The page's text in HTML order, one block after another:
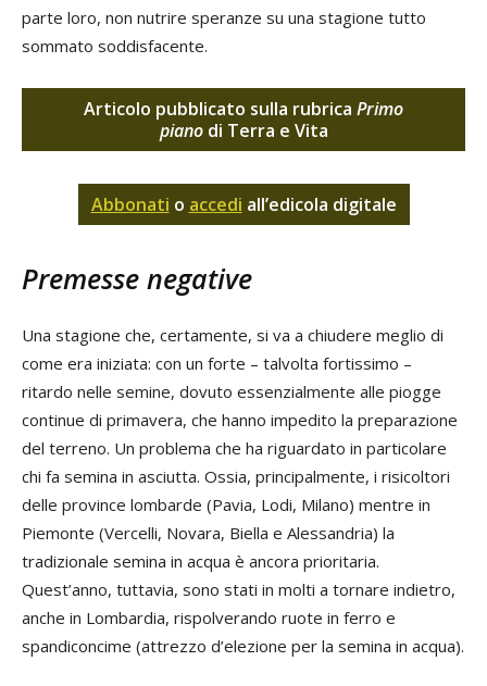
parte loro, non nutrire speranze su una stagione tutto
sommato soddisfacente.
Articolo pubblicato sulla rubrica Primo
pianodi Terra e Vita
Abbonati o accedi all’edicola digitale
Premesse negative
Una stagione che, certamente, si va a chiudere meglio di
come era iniziata: con un forte – talvolta fortissimo –
ritardo nelle semine, dovuto essenzialmente alle piogge
continue di primavera, che hanno impedito la preparazione
del terreno. Un problema che ha riguardato in particolare
chi fa semina in asciutta. Ossia, principalmente, i risicoltori
delle province lombarde (Pavia, Lodi, Milano) mentre in
Piemonte (Vercelli, Novara, Biella e Alessandria) la
tradizionale semina in acqua è ancora prioritaria.
Quest’anno, tuttavia, sono stati in molti a tornare indietro,
anche in Lombardia, rispolverando ruote in ferro e
spandiconcime (attrezzo d’elezione per la semina in acqua).